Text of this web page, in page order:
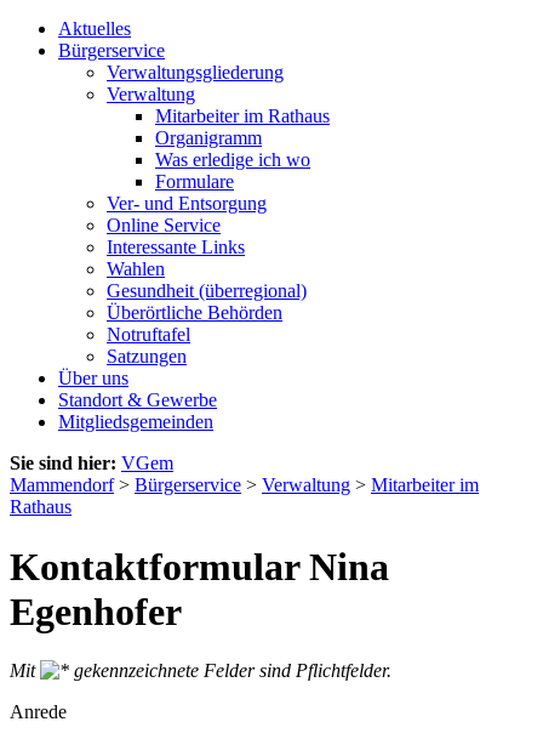
Aktuelles
Bürgerservice
Verwaltungsgliederung
Verwaltung
Mitarbeiter im Rathaus
Organigramm
Was erledige ich wo
Formulare
Ver- und Entsorgung
Online Service
Interessante Links
Wahlen
Gesundheit (überregional)
Überörtliche Behörden
Notruftafel
Satzungen
Über uns
Standort & Gewerbe
Mitgliedsgemeinden
Sie sind hier: VGem
Mammendorf> Bürgerservice > Verwaltung > Mitarbeiter im
Rathaus
Kontaktformular Nina
Egenhofer
Mit
gekennzeichnete Felder sind Pflichtfelder.
Anrede